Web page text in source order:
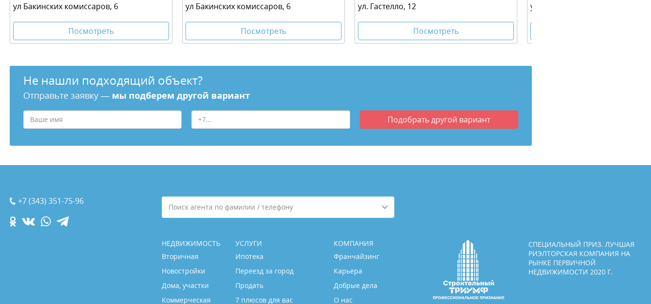
ул Бакинских комиссаров, 6
Посмотреть
ул Бакинских комиссаров, 6
Посмотреть
ул. Гастелло, 12
Посмотреть
ул. Гастелло, 12
Не нашли подходящий объект?
Отправьте заявку — мы подберем другой вариант
Подобратьдругой вариант
+7 (343) 351-75-96
Поиск агента по фамилии / телефону
НЕДВИЖИМОСТЬ
Вторичная
Новостройки
Дома, участки
Коммерческая
УСЛУГИ
Ипотека
Переезд за город
Продать
7 плюсов для вас
КОМПАНИЯ
Франчайзинг
Карьера
Добрые дела
О нас
СПЕЦИАЛЬНЫЙ ПРИЗ. ЛУЧШАЯ
РИЭЛТОРСКАЯ КОМПАНИЯ НА
РЫНКЕ ПЕРВИЧНОЙ
НЕДВИЖИМОСТИ 2020 Г.